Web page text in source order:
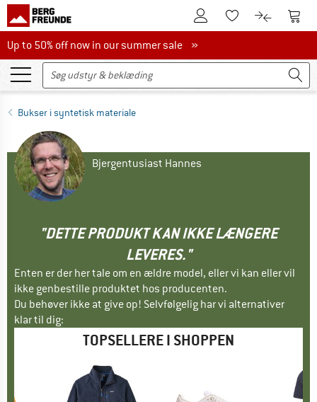
Til kundekontoenTil huskesedlen.
Til Til
Up to 50% off now in our summer sale
Up to 50% off now in our summer sale »
Bukser i syntetisk materiale
Bjergentusiast Hannes
"DETTE PRODUKT KAN IKKE LÆNGERE
LEVERES."
Enten er der her tale om en ældre model, eller vi kan eller vil
ikke genbestille produktet hos producenten.
Du behøver ikke at give op! Selvfølgelig har vi alternativer
klar til dig:
TOPSELLERE I SHOPPEN